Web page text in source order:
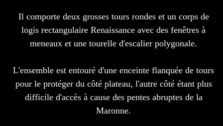
Il comporte deux grosses tours rondes et un corps de
logis rectangulaire Renaissance avec des fenêtres à
meneaux et une tourelle d'escalier polygonale.
L'ensemble est entouré d'une enceinte flanquée de tours
pour le protéger du côté plateau, l'autre côté étant plus
difficile d'accès à cause des pentes abruptes de la
Maronne.